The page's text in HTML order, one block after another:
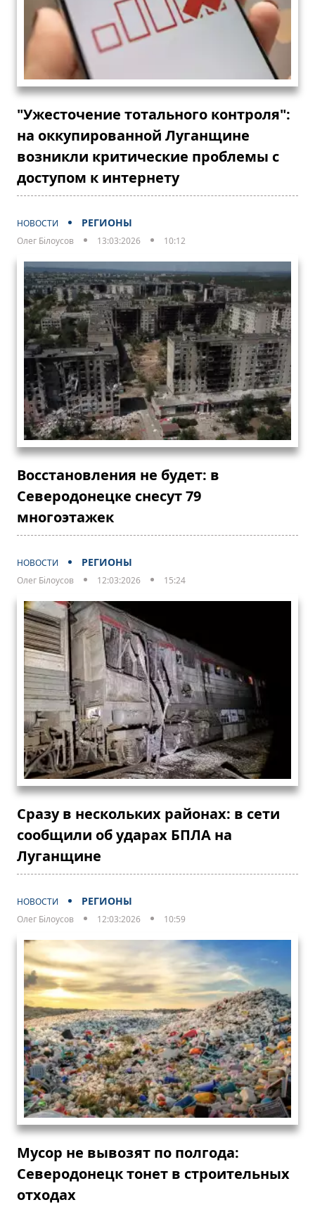
"Ужесточение тотального контроля":
на оккупированной Луганщине
возникли критические проблемы с
доступом к интернету
НОВОСТИ РЕГИОНЫ
Олег Білоусов 13:03:2026 10:12
Восстановления не будет: в
Северодонецке снесут 79
многоэтажек
НОВОСТИ РЕГИОНЫ
Олег Білоусов 12:03:2026 15:24
Сразу в нескольких районах: в сети
сообщили об ударах БПЛА на
Луганщине
НОВОСТИ РЕГИОНЫ
Олег Білоусов 12:03:2026 10:59
Мусор не вывозят по полгода:
Северодонецк тонет в строительных
отходах